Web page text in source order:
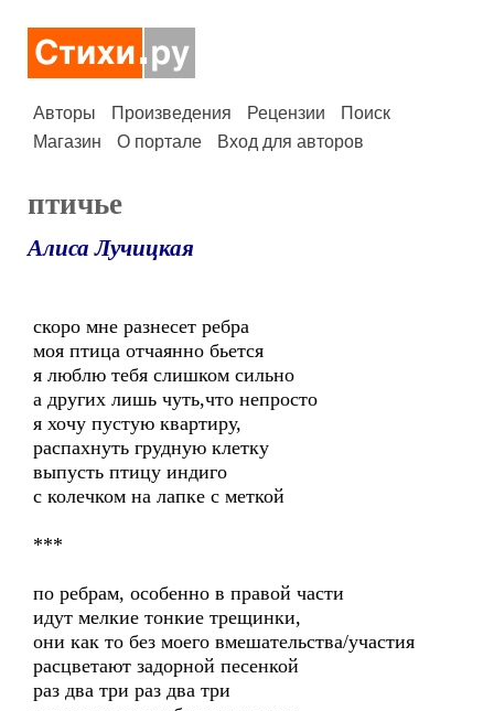
Авторы Произведения Рецензии
Поиск
Магазин
О портале Вход для авторов
птичье
Алиса Лучицкая
скоро мне разнесет ребра
моя птица отчаянно бьется
я люблю тебя слишком сильно
а других лишь чуть,что непросто
я хочу пустую квартиру,
распахнуть грудную клетку
выпусть птицу индиго
с колечком на лапке с меткой
***
по ребрам, особенно в правой части
идут мелкие тонкие трещинки,
они как то без моего вмешательства/участия
расцветают задорной песенкой
раз два три раз два три